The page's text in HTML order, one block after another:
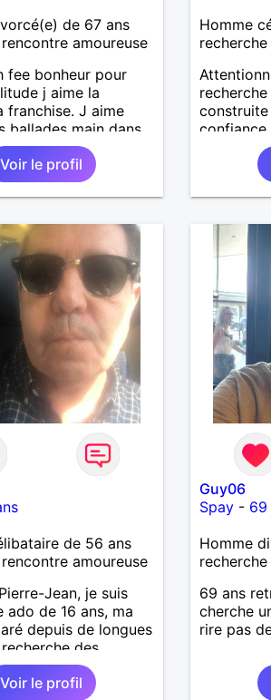
de 67 ans
amoureuse
fee bonheur pour
j aime la
franchise. J aime
ballades main dans
forêt ou bord de mer
après un bon
un thé bien
le reste a découvrir
Voir le profil
Homme
J’aime
vie : la
moments
les petits
et les
solitude
alors si
à un
temps
l’avenir
de 56 ans
amoureuse
Jean, je suis
ado de 16 ans, ma
depuis de longues
des
afin de
solitude parfois
Voir le profil
Guy06
Spay - 69
Homme
69 ans
cherche
rire pas